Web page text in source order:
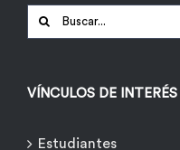
Buscar:
VÍNCULOS DE INTERÉS
Estudiantes